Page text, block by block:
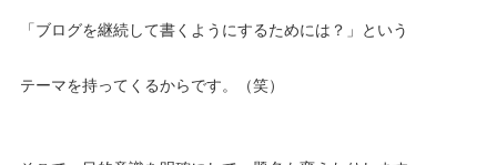
「ブログを継続して書くようにするためには？」という
テーマを持ってくるからです。（笑）